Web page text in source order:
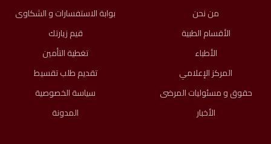
من نحن
الأقسام الطبية
الأطباء
المركز الإعلامي
حقوق و مسئوليات المرضى​
الأخبار
بوابة الاستفسارات و الشكاوى
قيم زيارتك
تغطية التأمين
تقديم طلب تقسيط
سياسة الخصوصية
المدونة